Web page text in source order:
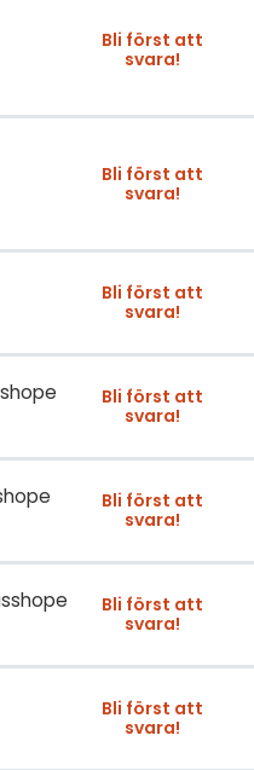
Bli först att
svara!
Bli först att
svara!
Bli först att
svara!
Bli först att
svara!
Bli först att
svara!
Bli först att
svara!
Bli först att
svara!